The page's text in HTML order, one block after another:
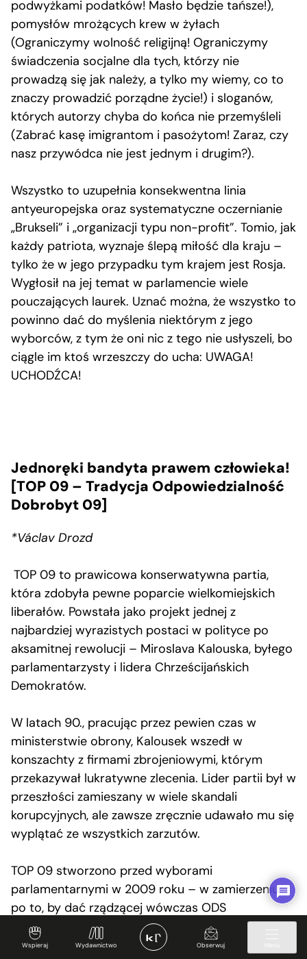
Wspieraj Wydawnictwo Obserwuj
podwyżkami podatków! Masło będzie tańsze!),
pomysłów mrożących krew w żyłach
(Ograniczymy wolność religijną! Ograniczymy
świadczenia socjalne dla tych, którzy nie
prowadzą się jak należy, a tylko my wiemy, co to
znaczy prowadzić porządne życie!) i sloganów,
których autorzy chyba do końca nie przemyśleli
(Zabrać kasę imigrantom i pasożytom! Zaraz, czy
nasz przywódca nie jest jednym i drugim?).
Wszystko to uzupełnia konsekwentna linia
antyeuropejska oraz systematyczne oczernianie
„Brukseli” i „organizacji typu non-profit”. Tomio, jak
każdy patriota, wyznaje ślepą miłość dla kraju –
tylko że w jego przypadku tym krajem jest Rosja.
Wygłosił na jej temat w parlamencie wiele
pouczających laurek. Uznać można, że wszystko to
powinno dać do myślenia niektórym z jego
wyborców, z tym że oni nic z tego nie usłyszeli, bo
ciągle im ktoś wrzeszczy do ucha: UWAGA!
UCHODŹCA!
Jednoręki bandyta prawem człowieka!
[TOP 09 – Tradycja Odpowiedzialność
Dobrobyt 09]
*Václav Drozd
TOP 09 to prawicowa konserwatywna partia,
która zdobyła pewne poparcie wielkomiejskich
liberałów. Powstała jako projekt jednej z
najbardziej wyrazistych postaci w polityce po
aksamitnej rewolucji – Miroslava Kalouska, byłego
parlamentarzysty i lidera Chrześcijańskich
Demokratów.
W latach 90., pracując przez pewien czas w
ministerstwie obrony, Kalousek wszedł w
konszachty z firmami zbrojeniowymi, którym
przekazywał lukratywne zlecenia. Lider partii był w
przeszłości zamieszany w wiele skandali
korupcyjnych, ale zawsze zręcznie udawało mu się
wyplątać ze wszystkich zarzutów.
TOP 09 stworzono przed wyborami
parlamentarnymi w 2009 roku – w zamierzeniu
po to, by dać rządzącej wówczas ODS
odpowiedniego partnera do koalicji. W
wyłonionym wówczas rządzie Kalousek został